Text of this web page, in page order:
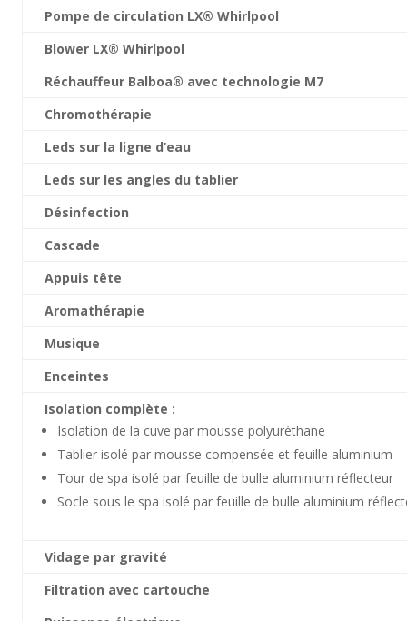
Pompe de circulation LX® Whirlpool
Blower LX® Whirlpool
Réchauffeur Balboa® avec technologie M7
Chromothérapie
Leds sur la ligne d’eau
Leds sur les angles du tablier
Désinfection
Cascade
Appuis tête
Aromathérapie
Musique
Enceintes
Isolation complète :
Isolation de la cuve par mousse polyuréthane
Tablier isolé par mousse compensée et feuille aluminium
Tour de spa isolé par feuille de bulle aluminium réflecteur
Socle sous le spa isolé par feuille de bulle aluminium
Vidage par gravité
Filtration avec cartouche